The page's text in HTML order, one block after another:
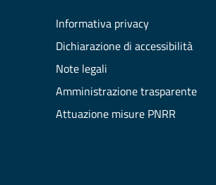
Informativa privacy
Dichiarazione di accessibilità
Note legali
Amministrazione trasparente
Attuazione misure PNRR